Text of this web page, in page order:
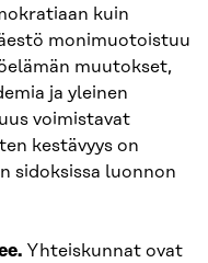
kuin
monimuotoistuu
muutokset,
ja yleinen
voimistavat
kestävyys on
sidoksissa luonnon
Yhteiskunnat ovat